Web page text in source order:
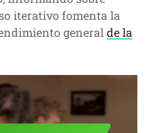
iterativo fomenta la
generalde la